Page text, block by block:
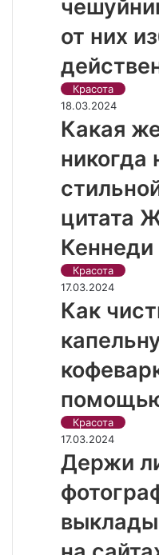
от них
Красота
18.03.2024
Какая
никогда
цитата
Кеннеди
Красота
17.03.2024
Как
Красота
17.03.2024
Держи